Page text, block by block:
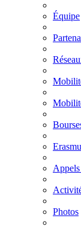
Équipe
Photos